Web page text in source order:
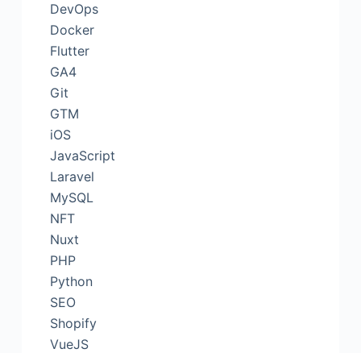
DevOps
Docker
Flutter
GA4
Git
GTM
iOS
JavaScript
Laravel
MySQL
NFT
Nuxt
PHP
Python
SEO
Shopify
VueJS